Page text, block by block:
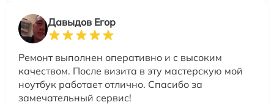
Давыдов Егор
Ремонт выполнен оперативно и с высоким
качеством. После визита в эту мастерскую мой
ноутбук работает отлично. Спасибо за
замечательный сервис!